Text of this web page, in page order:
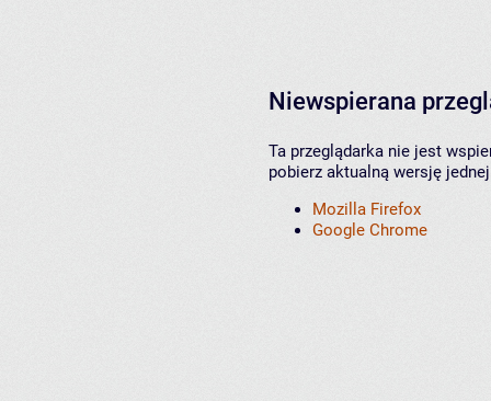
Niewspierana
Ta przeglądarka nie jest
pobierz aktualną wersję
Mozilla Firefox
Google Chrome